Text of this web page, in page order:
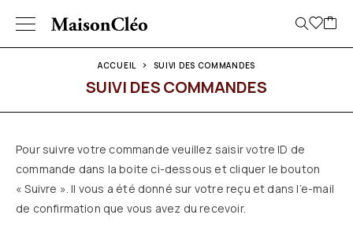
SUIVI DES COMMANDES
ACCUEIL SUIVI DES COMMANDES
Pour suivre votre commande veuillez saisir votre ID de
commande dans la boite ci-dessous et cliquer le bouton
« Suivre ». Il vous a été donné sur votre reçu et dans l’e-mail
de confirmation que vous avez du recevoir.